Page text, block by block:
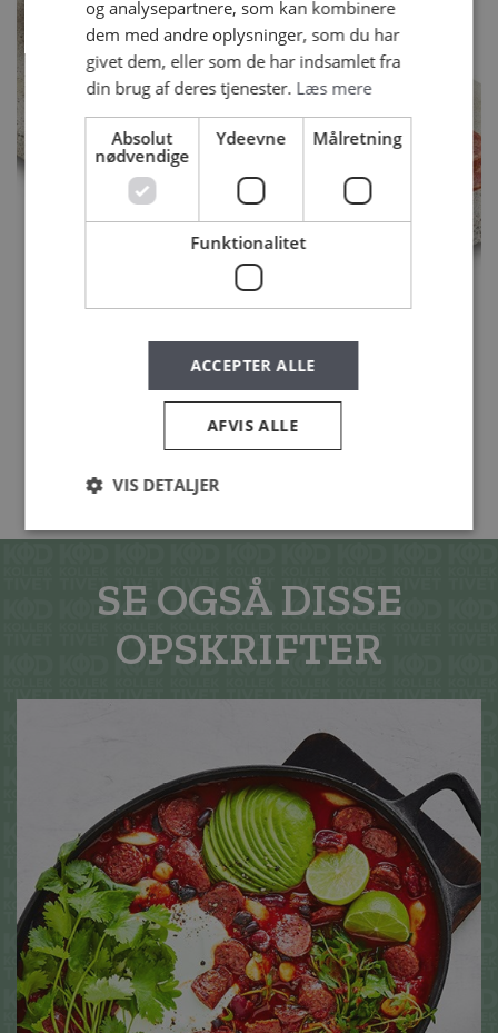
AALBÆK ØKO CHORIZO 500 G
SE ALLE VORES PRODUKTER
SE OGSÅ DISSE
OPSKRIFTER
og analysepartnere, som kan kombinere
dem med andre oplysninger, som du har
givet dem, eller som de har indsamlet fra
din brug af deres tjenester. Læs mere
Absolut
nødvendige
Ydeevne Målretning
Funktionalitet
ACCEPTER ALLE
AFVIS ALLE
VIS DETALJER